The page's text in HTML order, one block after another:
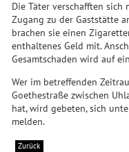
Die Täter verschafften
Zugang zu der Gaststätte
brachen sie einen
enthaltenes Geld mit.
Gesamtschaden wird auf
Wer im betreffenden
Goethestraße zwischen
hat, wird gebeten, sich
melden.
Zurück